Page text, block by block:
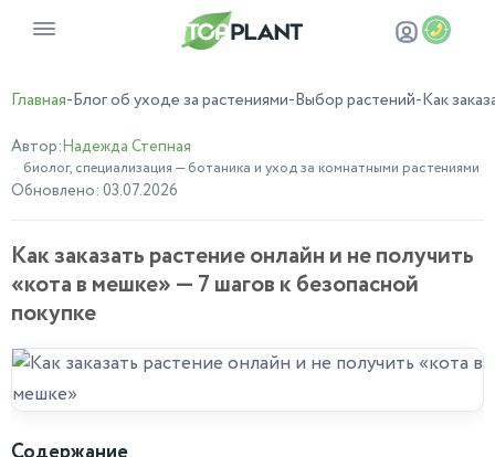
Главная-Блог об уходе за растениями-Выбор растений-Как
Автор:Надежда Степная
биолог, специализация — ботаника и уход за комнатными растениями
Обновлено: 03.07.2026
Как заказать растение онлайн и не получить
«кота в мешке» — 7 шагов к безопасной
покупке